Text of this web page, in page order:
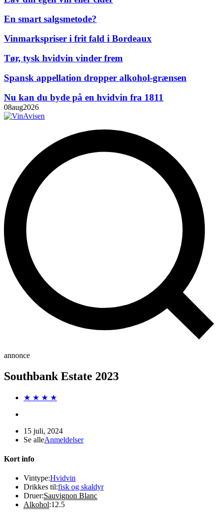
En smart salgsmetode?
Vinmarkspriser i frit fald i Bordeaux
Tør, tysk hvidvin vinder frem
Spansk appellation dropper alkohol-grænsen
Nu kan du byde på en hvidvin fra 1811
08aug2026
annonce
Southbank Estate 2023
★ ★ ★ ★
15 juli, 2024
Se alleAnmeldelser
Kort info
Vintype:Hvidvin
Drikkes til:fisk og skaldyr
Druer:Sauvignon Blanc
Alkohol:12.5